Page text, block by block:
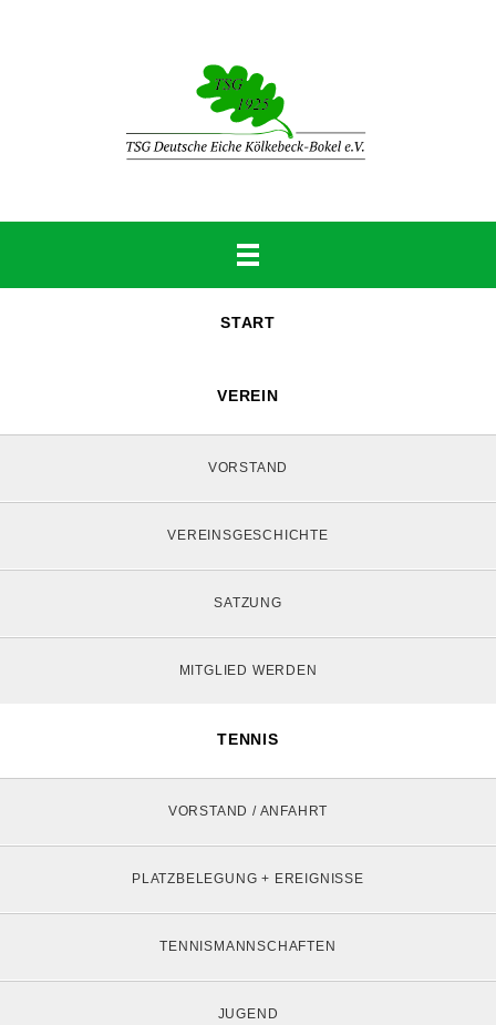
START
VEREIN
VORSTAND
VEREINSGESCHICHTE
SATZUNG
MITGLIED WERDEN
TENNIS
VORSTAND / ANFAHRT
PLATZBELEGUNG + EREIGNISSE
TENNISMANNSCHAFTEN
JUGEND